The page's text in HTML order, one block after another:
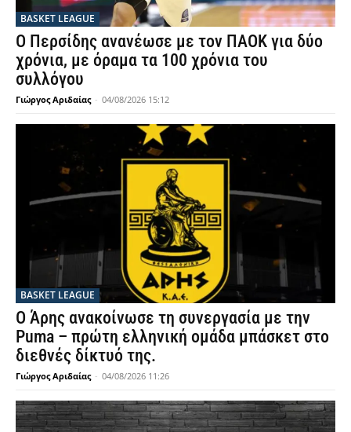
BASKET LEAGUE
Ο Περσίδης ανανέωσε με τον ΠΑΟΚ για δύο
χρόνια, με όραμα τα 100 χρόνια του
συλλόγου
Γιώργος Αριδαίας - 04/08/2026 15:12
BASKET LEAGUE
Ο Άρης ανακοίνωσε τη συνεργασία με την
Puma – πρώτη ελληνική ομάδα μπάσκετ στο
διεθνές δίκτυό της.
Γιώργος Αριδαίας - 04/08/2026 11:26